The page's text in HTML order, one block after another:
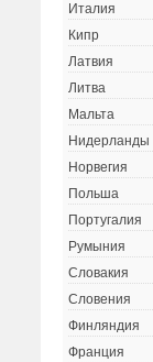
Италия
Кипр
Латвия
Литва
Мальта
Нидерланды
Норвегия
Польша
Португалия
Румыния
Словакия
Словения
Финляндия
Франция